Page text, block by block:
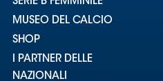
MUSEO DEL CALCIO
SHOP
I PARTNER DELLE
NAZIONALI